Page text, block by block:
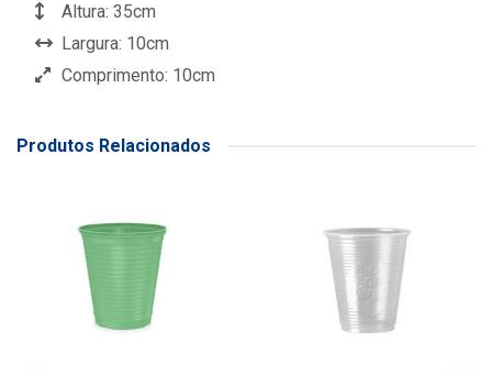
Altura: 35cm
Largura: 10cm
Comprimento: 10cm
Produtos Relacionados